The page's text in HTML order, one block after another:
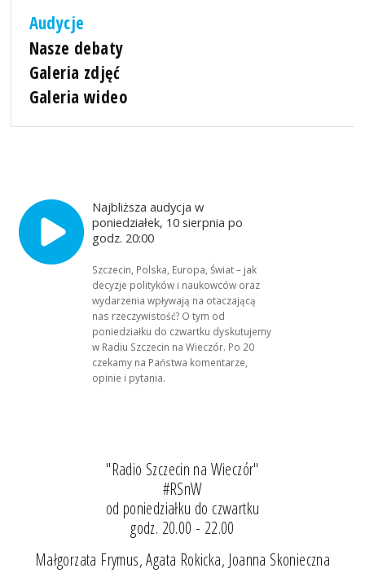
Audycje
Nasze debaty
Galeria zdjęć
Galeria wideo
Najbliższa audycja w
poniedziałek, 10 sierpnia po
godz. 20:00
Szczecin, Polska, Europa, Świat – jak
decyzje polityków i naukowców oraz
wydarzenia wpływają na otaczającą
nas rzeczywistość? O tym od
poniedziałku do czwartku dyskutujemy
w Radiu Szczecin na Wieczór. Po 20
czekamy na Państwa komentarze,
opinie i pytania.
"Radio Szczecin na Wieczór"
#RSnW
od poniedziałku do czwartku
godz. 20.00 - 22.00
Małgorzata Frymus, Agata Rokicka, Joanna Skonieczna